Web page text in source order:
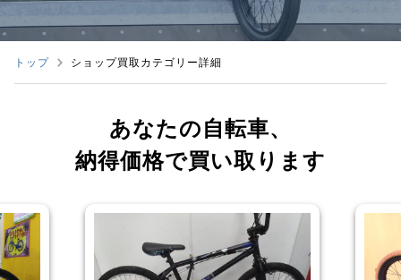
トップ ショップ買取カテゴリー詳細
あなたの自転車、
納得価格で買い取ります